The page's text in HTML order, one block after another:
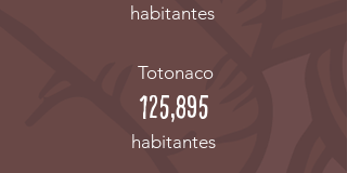
habitantes
Totonaco
125,895
habitantes